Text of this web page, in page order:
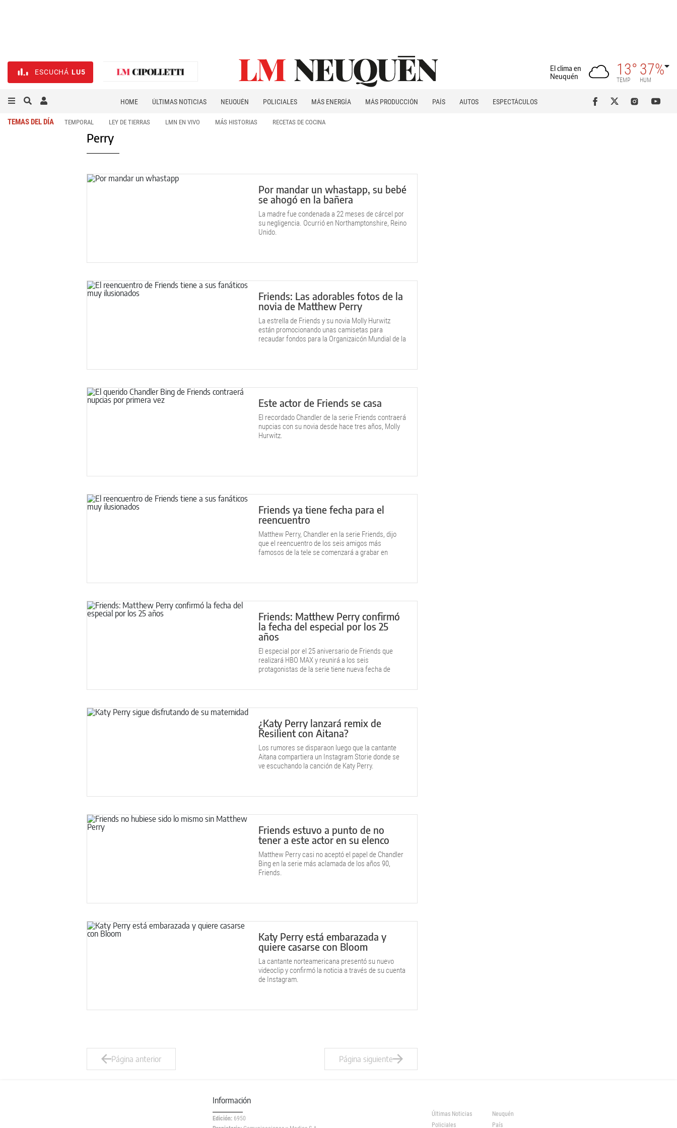
ESCUCHÁ LU5
El clima en
Neuquén
13°
TEMP
37%
HUM
HOME ÚLTIMAS NOTICIAS NEUQUÉN POLICIALES MÁS ENERGÍA MÁS PRODUCCIÓN PAÍS AUTOS
ESPECTÁCULOS
TEMAS DEL DÍA TEMPORAL LEY DE TIERRAS LMN EN VIVO MÁS HISTORIAS RECETAS DE COCINA
Perry
Por mandar un whastapp, su bebé
se ahogó en la bañera
La madre fue condenada a 22 meses de cárcel por
su negligencia. Ocurrió en Northamptonshire, Reino
Unido.
Friends: Las adorables fotos de la
novia de Matthew Perry
La estrella de Friends y su novia Molly Hurwitz
están promocionando unas camisetas para
recaudar fondos para la Organizaicón Mundial de la
Este actor de Friends se casa
El recordado Chandler de la serie Friends contraerá
nupcias con su novia desde hace tres años, Molly
Hurwitz.
Friends ya tiene fecha para el
reencuentro
Matthew Perry, Chandler en la serie Friends, dijo
que el reencuentro de los seis amigos más
famosos de la tele se comenzará a grabar en
Friends: Matthew Perry confirmó
la fecha del especial por los 25
años
El especial por el 25 aniversario de Friends que
realizará HBO MAX y reunirá a los seis
protagonistas de la serie tiene nueva fecha de
¿Katy Perry lanzará remix de
Resilient con Aitana?
Los rumores se disparaon luego que la cantante
Aitana compartiera un Instagram Storie donde se
ve escuchando la canción de Katy Perry.
Friends estuvo a punto de no
tener a este actor en su elenco
Matthew Perry casi no aceptó el papel de Chandler
Bing en la serie más aclamada de los años 90,
Friends.
Katy Perry está embarazada y
quiere casarse con Bloom
La cantante norteamericana presentó su nuevo
videoclip y confirmó la noticia a través de su cuenta
de Instagram.
Página anterior Página siguiente
Información
Edición: 6950
Últimas Noticias
Neuquén
Policiales
País